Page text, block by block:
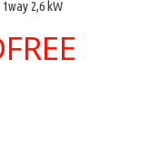
2,6 kW